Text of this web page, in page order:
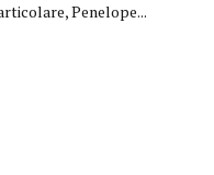
Penelope...